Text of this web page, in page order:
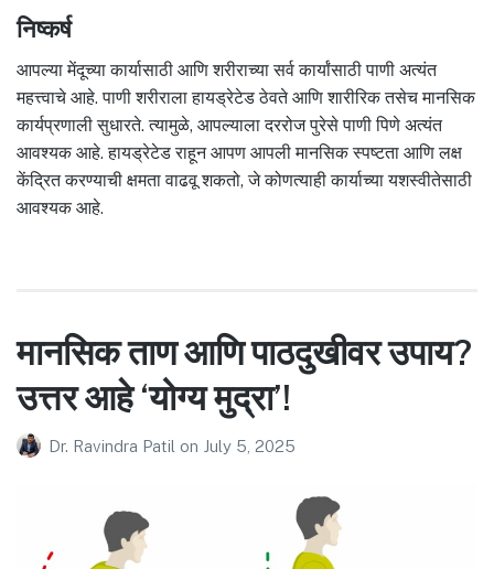
निष्कर्ष
आपल्या मेंदूच्या कार्यासाठी आणि शरीराच्या सर्व कार्यांसाठी पाणी अत्यंत
महत्त्वाचे आहे. पाणी शरीराला हायड्रेटेड ठेवते आणि शारीरिक तसेच मानसिक
कार्यप्रणाली सुधारते. त्यामुळे, आपल्याला दररोज पुरेसे पाणी पिणे अत्यंत
आवश्यक आहे. हायड्रेटेड राहून आपण आपली मानसिक स्पष्टता आणि लक्ष
केंद्रित करण्याची क्षमता वाढवू शकतो, जे कोणत्याही कार्याच्या यशस्वीतेसाठी
आवश्यक आहे.
मानसिक ताण आणि पाठदुखीवर उपाय?
उत्तर आहे ‘योग्य मुद्रा’!
Dr. Ravindra Patil on July 5, 2025